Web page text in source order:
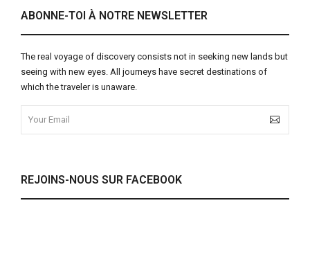
ABONNE-TOI À NOTRE NEWSLETTER
The real voyage of discovery consists not in seeking new lands but
seeing with new eyes. All journeys have secret destinations of
which the traveler is unaware.
REJOINS-NOUS SUR FACEBOOK